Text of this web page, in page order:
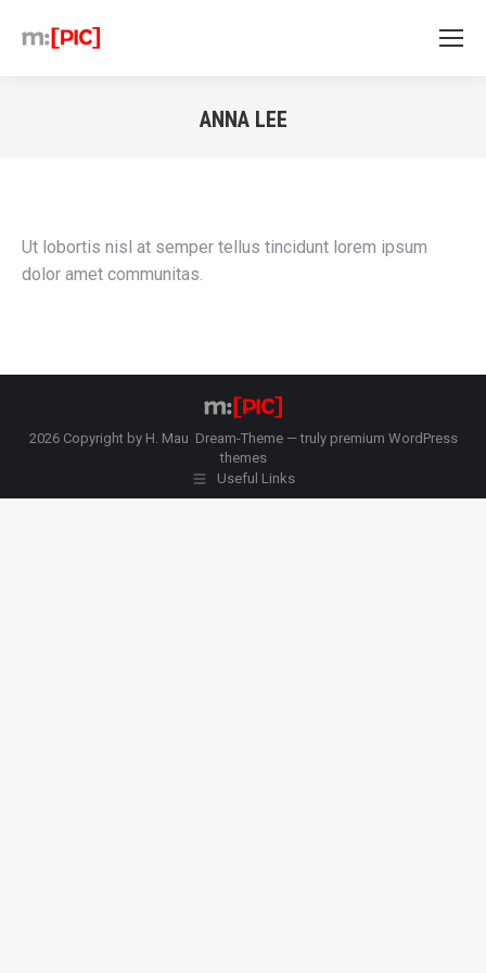
ANNA LEE
Ut lobortis nisl at semper tellus tincidunt lorem ipsum
dolor amet communitas.
2026 Copyright by H. Mau Dream-Theme — truly premium WordPress
themes
Useful Links